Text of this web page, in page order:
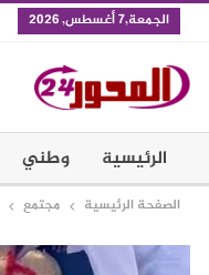
الجمعة,7 أغسطس, 2026
الرئيسية وطني
الصفحة الرئيسية مجتمع